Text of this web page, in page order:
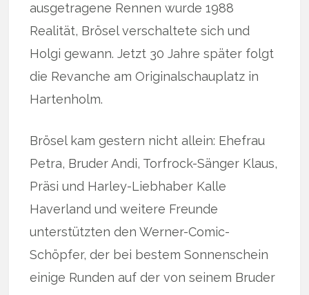
ausgetragene Rennen wurde 1988
Realität, Brösel verschaltete sich und
Holgi gewann. Jetzt 30 Jahre später folgt
die Revanche am Originalschauplatz in
Hartenholm.
Brösel kam gestern nicht allein: Ehefrau
Petra, Bruder Andi, Torfrock-Sänger Klaus,
Präsi und Harley-Liebhaber Kalle
Haverland und weitere Freunde
unterstützten den Werner-Comic-
Schöpfer, der bei bestem Sonnenschein
einige Runden auf der von seinem Bruder